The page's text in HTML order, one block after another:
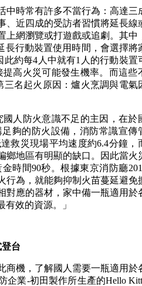
中時常有許多不當行為：高達三
、近四成的受訪者習慣將延長線
上網瀏覽或打遊戲或追劇。其中
長行動裝置使用時間，會選擇將
約每4人中就有1人的行動裝置
高火災可能發生機率。而這些
名起火原因：爐火烹調與電氣
人防火意識不足的主因，在於
夠的防火設備，消防常識宣傳
救災現場平均速度約6.4分鐘，
鄉地區有明顯的缺口。因此當火
時間90秒。根據東京消防廳
行為，就能夠抑制火苗蔓延避免
對應的器材，家中備一瓶適用於
效的資源。」
台
商機，了解國人需要一瓶適用於
企業-初田製作所生產的Hello